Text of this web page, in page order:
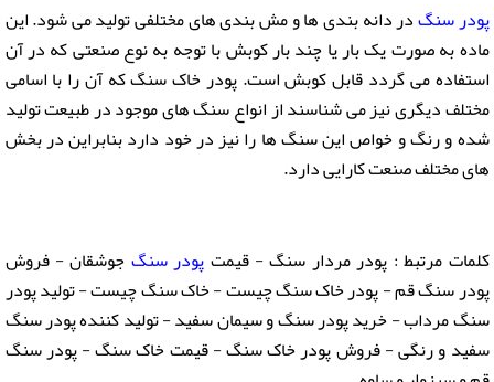
پودر سنگدر دانه بندی ها و مش بندی های مختلفی تولید می شود. این
ماده به صورت یک بار یا چند بار کوبش با توجه به نوع صنعتی که در آن
استفاده می گردد قابل کوبش است. پودر خاک سنگ که آن را با اسامی
مختلف دیگری نیز می شناسند از انواع سنگ های موجود در طبیعت تولید
شده و رنگ و خواص این سنگ ها را نیز در خود دارد بنابراین در بخش
های مختلف صنعت کارایی دارد.
کلمات مرتبط : پودر مردار سنگ - قیمتپودر سنگجوشقان - فروش
پودر سنگ قم - پودر خاک سنگ چیست - خاک سنگ چیست - تولید پودر
سنگ مرداب - خرید پودر سنگ و سیمان سفید - تولید کننده پودر سنگ
سفید و رنگی - فروش پودر خاک سنگ - قیمت خاک سنگ - پودر سنگ